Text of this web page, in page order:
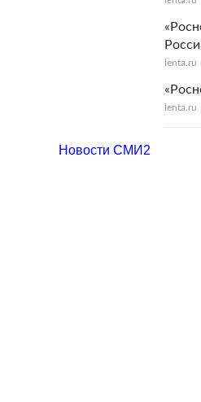
lenta.ru
lenta.ru
Новости СМИ2